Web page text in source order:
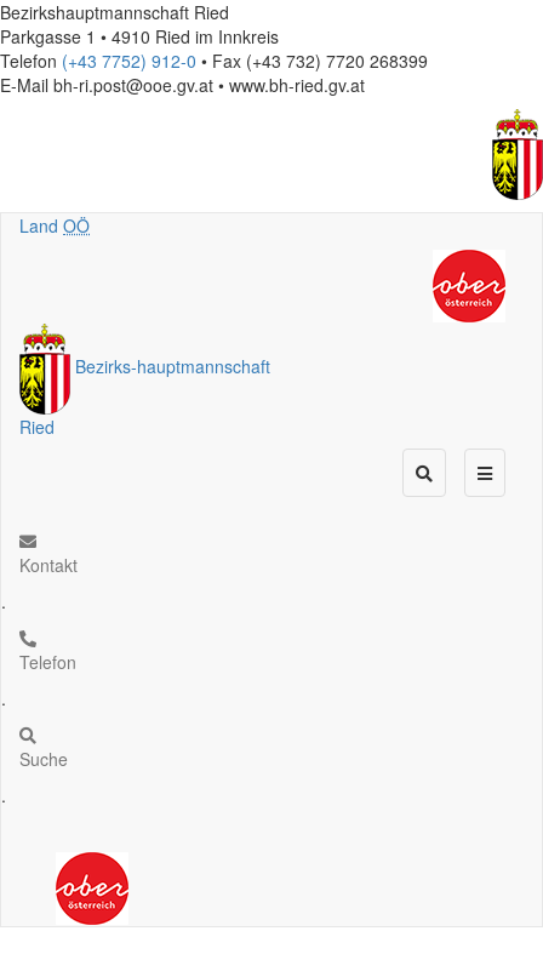
Bezirkshauptmannschaft Ried
Parkgasse 1 • 4910 Ried im Innkreis
Telefon (+43 7752) 912-0 • Fax (+43 732) 7720 268399
E-Mail bh-ri.post@ooe.gv.at • www.bh-ried.gv.at
Land OÖ
Bezirks-hauptmannschaft
Ried
Kontakt
.
Telefon
.
Suche
.